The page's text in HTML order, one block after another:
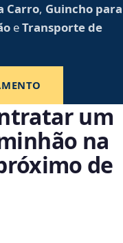
Carro, Guincho para
eTransporte de
um
na
de